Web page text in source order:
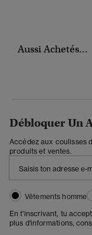
Aussi Achetés...
Débloquer Un
Accédez aux coulisses
produits et ventes.
Vêtements homme
En t'inscrivant, tu
plus d'informations,